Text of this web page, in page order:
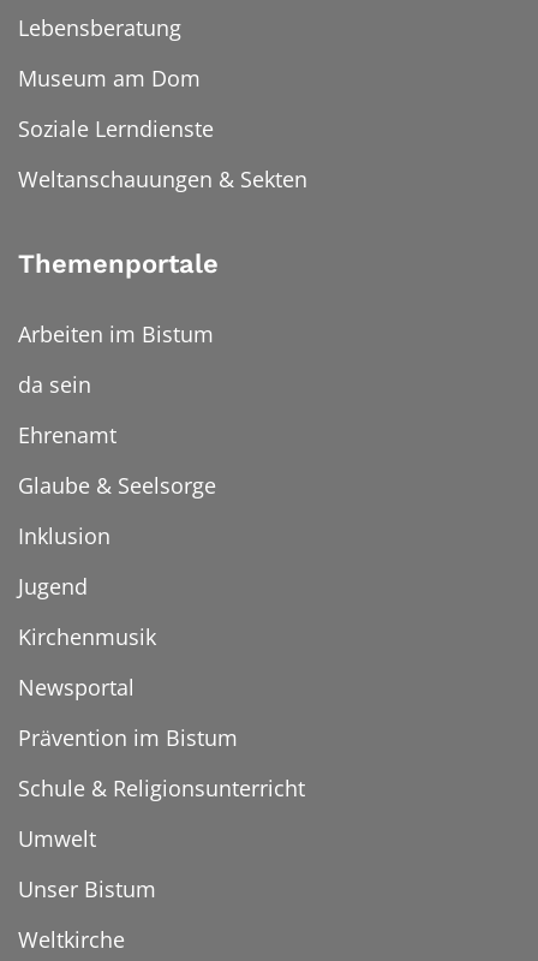
Lebensberatung
Museum am Dom
Soziale Lerndienste
Weltanschauungen & Sekten
Themenportale
Arbeiten im Bistum
da sein
Ehrenamt
Glaube & Seelsorge
Inklusion
Jugend
Kirchenmusik
Newsportal
Prävention im Bistum
Schule & Religionsunterricht
Umwelt
Unser Bistum
Weltkirche